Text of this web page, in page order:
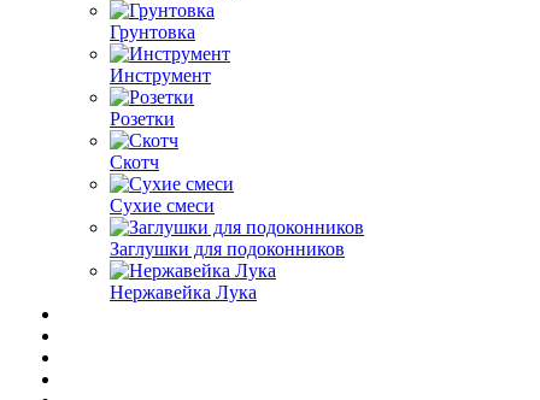
Грунтовка
Инструмент
Розетки
Скотч
Сухие смеси
Заглушки для подоконников
Нержавейка Лука